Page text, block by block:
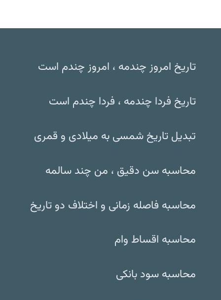
تاریخ امروز چندمه ، امروز چندم است
تاریخ فردا چندمه ، فردا چندم است
تبدیل تاریخ شمسی به میلادی و قمری
محاسبه سن دقیق ، من چند سالمه
محاسبه فاصله زمانی و اختلاف دو تاریخ
محاسبه اقساط وام
محاسبه سود بانکی